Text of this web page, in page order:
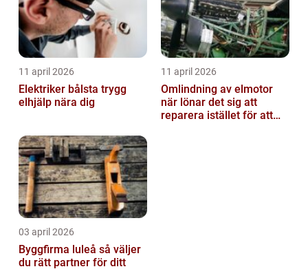
11 april 2026
Elektriker bålsta trygg
elhjälp nära dig
11 april 2026
Omlindning av elmotor
när lönar det sig att
reparera istället för att
03 april 2026
Byggfirma luleå så väljer
du rätt partner för ditt